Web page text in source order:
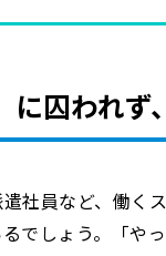
に囚われ
社員など、働く
でしょう。「や